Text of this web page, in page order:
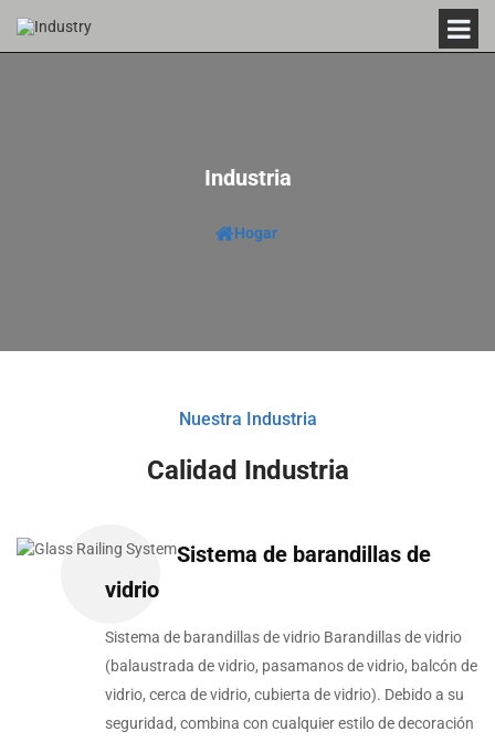
Industria
Hogar
Nuestra Industria
Calidad Industria
Sistema de barandillas de
vidrio
Sistema de barandillas de vidrio Barandillas de vidrio
(balaustrada de vidrio, pasamanos de vidrio, balcón de
vidrio, cerca de vidrio, cubierta de vidrio). Debido a su
seguridad, combina con cualquier estilo de decoración